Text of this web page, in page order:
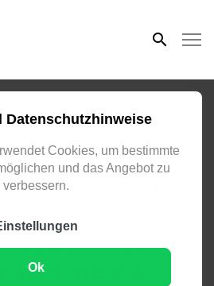
Datenschutzhinweise
Cookies, um bestimmte
und das Angebot zu
verbessern.
Ok
sehr groß,
nach Feierabend
gemeinsam
wird, wie z.B.